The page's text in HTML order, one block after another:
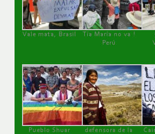
Vale mata, Brasil
Tía María no va !
Perú
Pueblo Shuar defensora de la